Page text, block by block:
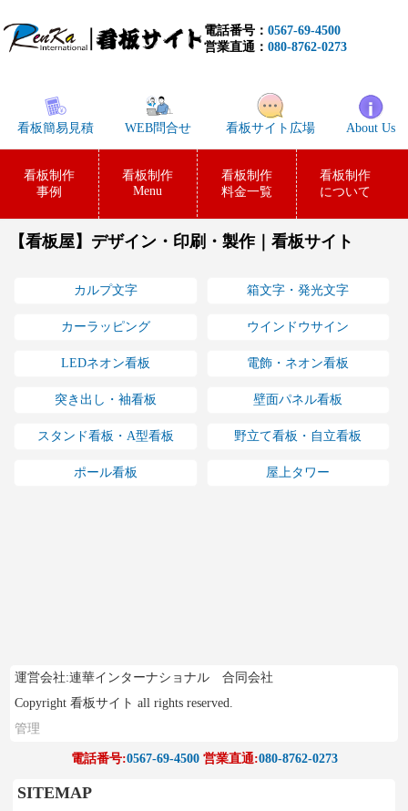
電話番号： 0567-69-4500
営業直通： 080-8762-0273
看板簡易見積 WEB問合せ 看板サイト広場 About Us
看板制作
事例
看板制作
Menu
看板制作
料金一覧
看板制作
について
【看板屋】デザイン・印刷・製作｜看板サイト
カルプ文字 箱文字・発光文字
カーラッピング ウインドウサイン
LEDネオン看板 電飾・ネオン看板
突き出し・袖看板 壁面パネル看板
スタンド看板・A型看板 野立て看板・自立看板
ポール看板 屋上タワー
運営会社:連華インターナショナル 合同会社
Copyright 看板サイト all rights reserved.
管理
電話番号:0567-69-4500営業直通:080-8762-0273
SITEMAP